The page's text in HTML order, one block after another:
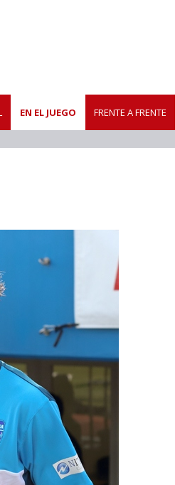
EN EL JUEGO FRENTE A FRENTE